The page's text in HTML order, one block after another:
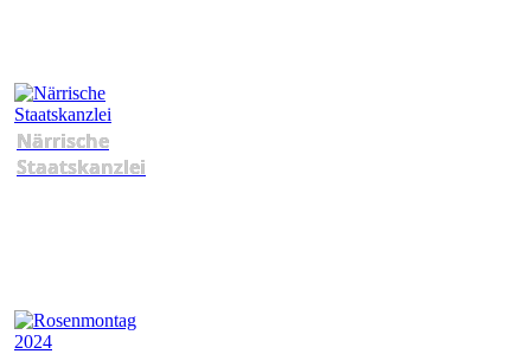
Närrische
Staatskanzlei